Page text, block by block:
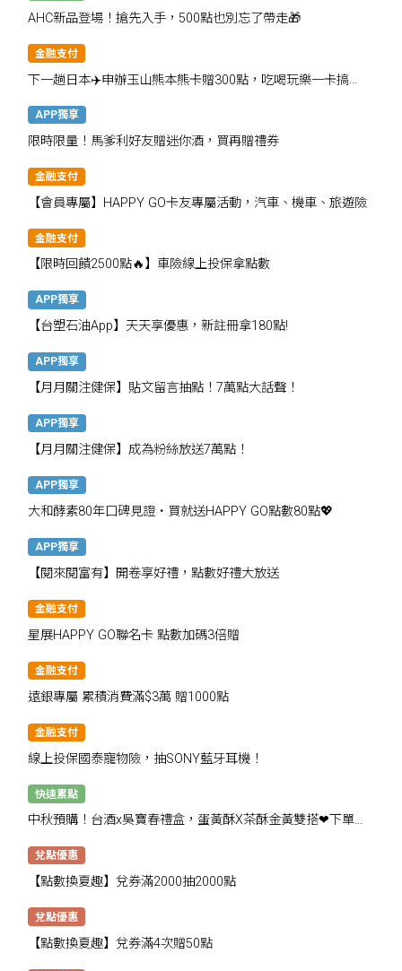
AHC新品登場！搶先入手，500點也別忘了帶走🎁
金融支付
下一趟日本✈️申辦玉山熊本熊卡贈300點，吃喝玩樂一卡搞
APP獨享
限時限量！馬爹利好友贈迷你酒，買再贈禮券
金融支付
【會員專屬】HAPPY GO卡友專屬活動，汽車、機車、旅遊險
金融支付
【限時回饋2500點🔥】車險線上投保拿點數
APP獨享
【台塑石油App】天天享優惠，新註冊拿180點!
APP獨享
【月月關注健保】貼文留言抽點！7萬點大話聲！
APP獨享
【月月關注健保】成為粉絲放送7萬點！
APP獨享
大和酵素80年口碑見證・買就送HAPPY GO點數80點💖
APP獨享
【閱來閱富有】開卷享好禮，點數好禮大放送
金融支付
星展HAPPY GO聯名卡 點數加碼3倍贈
金融支付
遠銀專屬 累積消費滿$3萬 贈1000點
金融支付
線上投保國泰寵物險，抽SONY藍牙耳機！
快速累點
中秋預購！台酒x吳寶春禮盒，蛋黃酥X茶酥金黃雙搭❤下單抽
兌點優惠
【點數換夏趣】兌券滿2000抽2000點
兌點優惠
【點數換夏趣】兌券滿4次贈50點